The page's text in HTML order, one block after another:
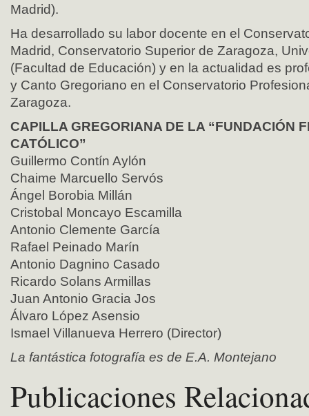
Madrid).
Ha desarrollado su labor docente en el
Madrid, Conservatorio Superior de Zaragoza,
(Facultad de Educación) y en la actualidad es
y Canto Gregoriano en el Conservatorio
Zaragoza.
CAPILLA GREGORIANA DE LA “FUNDACIÓN
CATÓLICO”
Guillermo Contín Aylón
Chaime Marcuello Servós
Ángel Borobia Millán
Cristobal Moncayo Escamilla
Antonio Clemente García
Rafael Peinado Marín
Antonio Dagnino Casado
Ricardo Solans Armillas
Juan Antonio Gracia Jos
Álvaro López Asensio
Ismael Villanueva Herrero (Director)
La fantástica fotografía es de E.A. Montejano
Publicaciones